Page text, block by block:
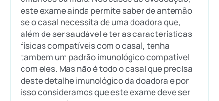
este exame ainda permite saber de antemão
se o casal necessita de uma doadora que,
além de ser saudável e ter as características
físicas compatíveis com o casal, tenha
também um padrão imunológico compatível
com eles. Mas não é todo o casal que precisa
deste detalhe imunológico da doadora e por
isso consideramos que este exame deve ser